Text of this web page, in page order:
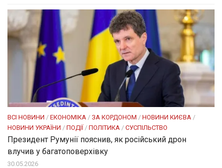
ВСІ НОВИНИ / ЕКОНОМІКА / ЗА КОРДОНОМ / НОВИНИ КИЄВА /
НОВИНИ УКРАЇНИ / ПОДІЇ/ ПОЛІТИКА / СУСПІЛЬСТВО
Президент Румунії пояснив, як російський дрон
влучив у багатоповерхівку
30.05.2026